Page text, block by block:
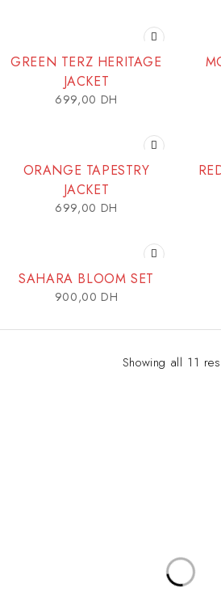
GREEN TERZ HERITAGE
JACKET
699,00 DH
ORANGE TAPESTRY
JACKET
699,00 DH
SAHARA BLOOM SET
900,00 DH
Showing all 11
SUBSCRIBE NEWSLETTER